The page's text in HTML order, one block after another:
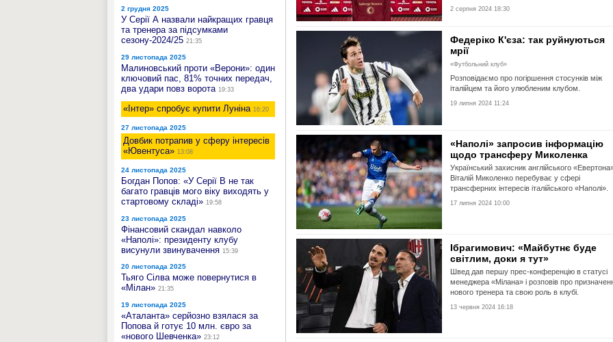
2 грудня 2025
У Серії А назвали найкращих гравця
та тренера за підсумками
сезону-2024/25 21:35
29 листопада 2025
Малиновський проти «Верони»: один
ключовий пас, 81% точних передач,
два удари повз ворота 19:33
«Інтер» спробує купити Луніна 16:20
27 листопада 2025
Довбик потрапив у сферу інтересів
«Ювентуса» 13:08
24 листопада 2025
Богдан Попов: «У Серії B не так
багато гравців мого віку виходять у
стартовому складі» 19:58
23 листопада 2025
Фінансовий скандал навколо
«Наполі»: президенту клубу
висунули звинувачення 15:39
20 листопада 2025
Тьяго Сілва може повернутися в
«Мілан» 21:35
19 листопада 2025
«Аталанта» серйозно взялася за
Попова й готує 10 млн. євро за
«нового Шевченка» 23:12
2 серпня 2024 18:30
Федеріко К'єза: так руйнуються
мрії
«Футбольний клуб»
Розповідаємо про погіршення стосунків між
італійцем та його улюбленим клубом.
19 липня 2024 11:24
«Наполі» запросив інформацію
щодо трансферу Миколенка
Український захисник англійського
Віталій Миколенко перебуває у сфері
трансферних інтересів італійського «Наполі».
17 липня 2024 10:00
Ібрагимович: «Майбутнє буде
світлим, доки я тут»
Швед дав першу прес-конференцію в статусі
менеджера «Мілана» і розповів про
нового тренера та свою роль в клубі.
13 червня 2024 16:18